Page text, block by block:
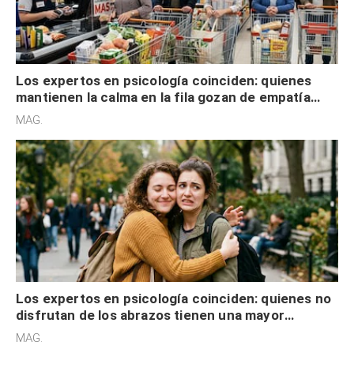
Los expertos en psicología coinciden: quienes
mantienen la calma en la fila gozan de empatía
cognitiva, gratitud y no solo tienen autocontrol
MAG.
Los expertos en psicología coinciden: quienes no
disfrutan de los abrazos tienen una mayor
sensibilidad a los estímulos físicos y no es por
MAG.